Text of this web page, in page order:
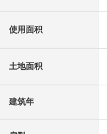
使用面积
土地面积
建筑年